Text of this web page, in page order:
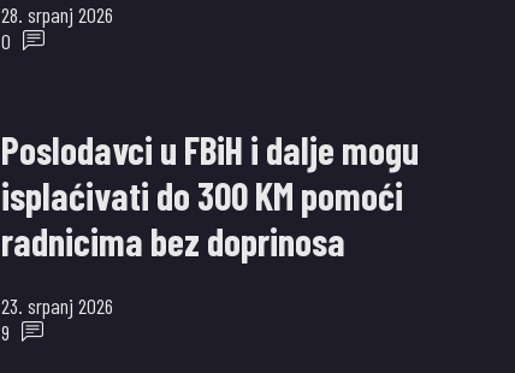
28. srpanj 2026
0
Poslodavci u FBiH i dalje mogu
isplaćivati do 300 KM pomoći
radnicima bez doprinosa
23. srpanj 2026
9